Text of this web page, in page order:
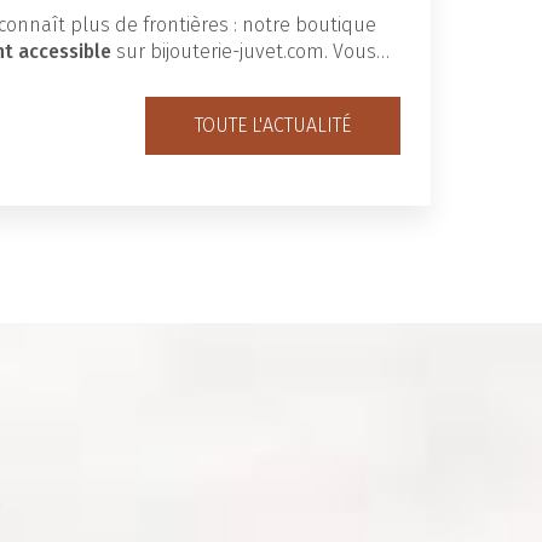
plus de frontières : notre boutique
accessible sur bijouterie-juvet.com. Vous…
TOUTE L'ACTUALITÉ